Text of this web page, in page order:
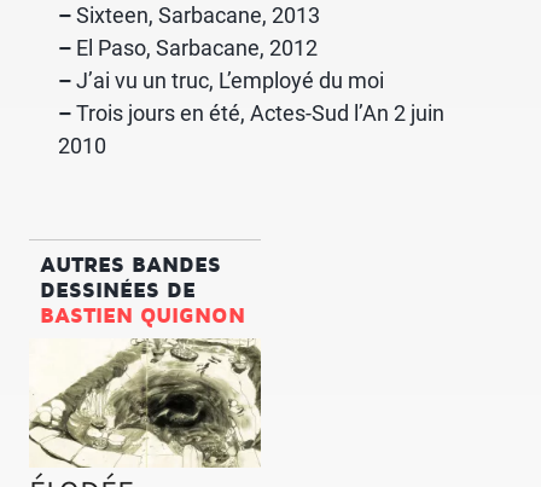
–Sixteen, Sarbacane, 2013
– El Paso, Sarbacane, 2012
–J’ai vu un truc, L’employé du moi
–Trois jours en été, Actes-Sud l’An 2 juin
2010
AUTRES BANDES
DESSINÉES DE
BASTIEN QUIGNON